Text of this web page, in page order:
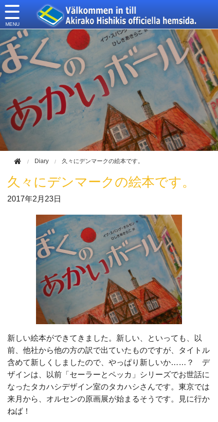
Diary 久々にデンマークの絵本です。
久々にデンマークの絵本です。
2017年2月23日
新しい絵本ができてきました。新しい、といっても、以
前、他社から他の方の訳で出ていたものですが、タイトル
含めて新しくしましたので、やっぱり新しいか……？ デ
ザインは、以前「セーラーとペッカ」シリーズでお世話に
なったタカハシデザイン室のタカハシさんです。東京では
来月から、オルセンの原画展が始まるそうです。見に行か
ねば！